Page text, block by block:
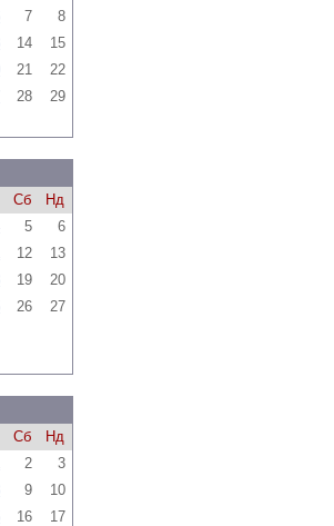
7
8
14
15
21
22
28
29
Сб
Нд
5
6
12
13
19
20
26
27
Сб
Нд
2
3
9
10
16
17